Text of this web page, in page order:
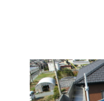
「温水器を撤去してほし